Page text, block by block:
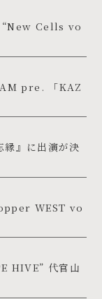
“New Cells vo
pre. 「KAZ
』に出演が決
WEST vo
HIVE” 代官山